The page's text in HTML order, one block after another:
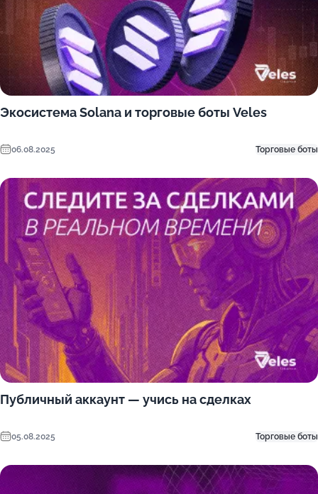
Экосистема Solana и торговые боты Veles
06.08.2025 Торговые боты
Публичный аккаунт — учись на сделках
05.08.2025 Торговые боты